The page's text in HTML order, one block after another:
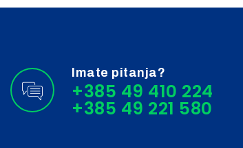
Imate pitanja?
+385 49 410 224